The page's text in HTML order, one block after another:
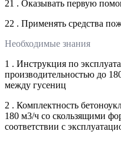
21 . Оказывать первую
22 . Применять средства
Необходимые знания
1 . Инструкция по
производительностью до
между гусениц
2 . Комплектность
180 м3/ч со скользящими
соответствии с